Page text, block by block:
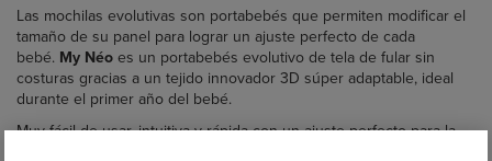
Las mochilas evolutivas son portabebés que permiten modificar el
tamaño de su panel para lograr un ajuste perfecto de cada
bebé. My Néo es un portabebés evolutivo de tela de fular sin
costuras gracias a un tejido innovador 3D súper adaptable, ideal
durante el primer año del bebé.
Muy fácil de usar, intuitiva y rápida con un ajuste perfecto para la